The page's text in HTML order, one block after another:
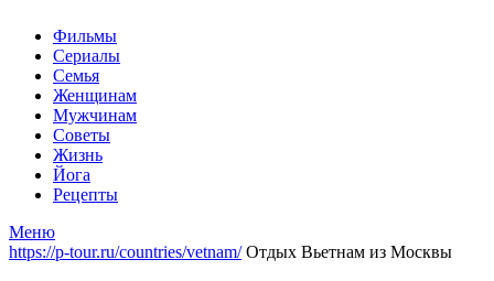
Фильмы
Сериалы
Семья
Женщинам
Мужчинам
Советы
Жизнь
Йога
Рецепты
Меню
https://p-tour.ru/countries/vetnam/Отдых Вьетнам из Москвы